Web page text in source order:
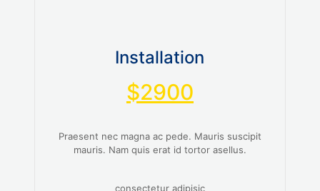
Installation
$2900
Praesent nec magna ac pede. Mauris suscipit
mauris. Nam quis erat id tortor asellus.
consectetur adipisic